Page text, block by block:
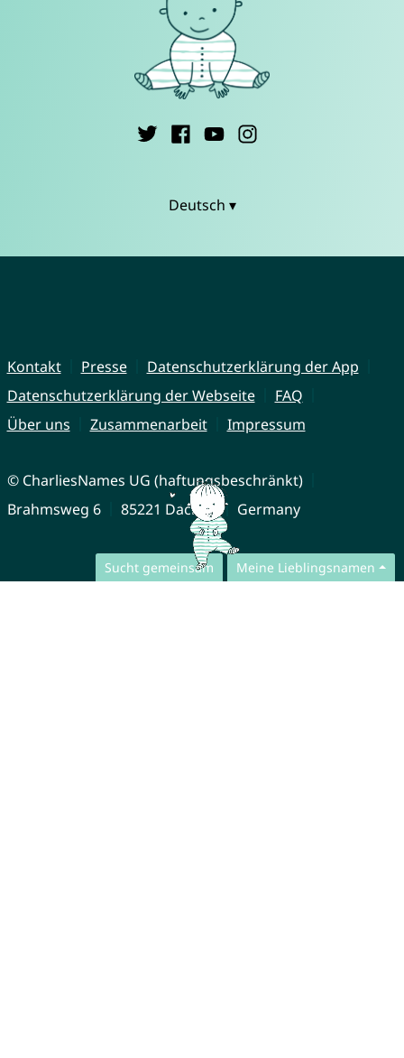
Sucht gemeinsam Meine Lieblingsnamen
Deutsch ▾
Kontakt Presse
Datenschutzerklärung der App
Datenschutzerklärung der Webseite
FAQ
Über uns
Zusammenarbeit Impressum
© CharliesNames UG (haftungsbeschränkt)
Brahmsweg 6
85221 Dachau Germany